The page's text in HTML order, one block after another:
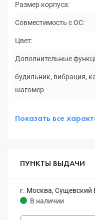
Размер корпуса:
Совместимость с ОС:
Цвет:
Дополнительные
будильник, вибрация,
шагомер
Показать все
ПУНКТЫ ВЫДАЧИ
г. Москва, Сущевский
В наличии